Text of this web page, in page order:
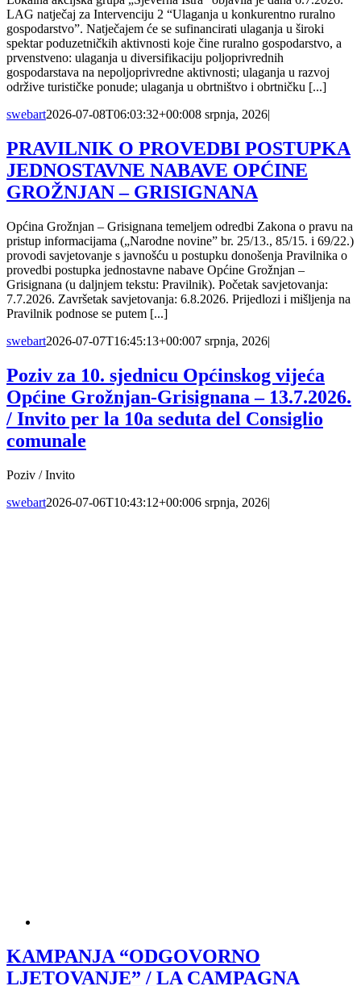
LAG natječaj za Intervenciju 2 “Ulaganja u konkurentno ruralno
gospodarstvo”. Natječajem će se sufinancirati ulaganja u široki
spektar poduzetničkih aktivnosti koje čine ruralno gospodarstvo, a
prvenstveno: ulaganja u diversifikaciju poljoprivrednih
gospodarstava na nepoljoprivredne aktivnosti; ulaganja u razvoj
održive turističke ponude; ulaganja u obrtništvo i obrtničku [...]
swebart2026-07-08T06:03:32+00:008 srpnja, 2026|
PRAVILNIK O PROVEDBI POSTUPKA
JEDNOSTAVNE NABAVE OPĆINE
GROŽNJAN – GRISIGNANA
Općina Grožnjan – Grisignana temeljem odredbi Zakona o pravu na
pristup informacijama („Narodne novine” br. 25/13., 85/15. i 69/22.)
provodi savjetovanje s javnošću u postupku donošenja Pravilnika o
provedbi postupka jednostavne nabave Općine Grožnjan –
Grisignana (u daljnjem tekstu: Pravilnik). Početak savjetovanja:
7.7.2026. Završetak savjetovanja: 6.8.2026. Prijedlozi i mišljenja na
Pravilnik podnose se putem [...]
swebart2026-07-07T16:45:13+00:007 srpnja, 2026|
Poziv za 10. sjednicu Općinskog vijeća
Općine Grožnjan-Grisignana – 13.7.2026.
/ Invito per la 10a seduta del Consiglio
comunale
Poziv / Invito
swebart2026-07-06T10:43:12+00:006 srpnja, 2026|
KAMPANJA “ODGOVORNO
LJETOVANJE” / LA CAMPAGNA